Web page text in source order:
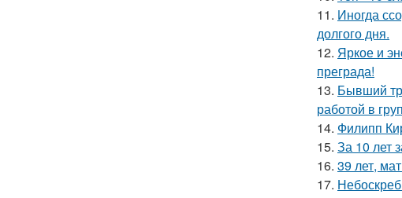
11. Иногда
долгого дня.
12. Яркое и
преграда!
13. Бывший
работой в
14. Филипп
15. За 10 лет
16. 39 лет,
17.